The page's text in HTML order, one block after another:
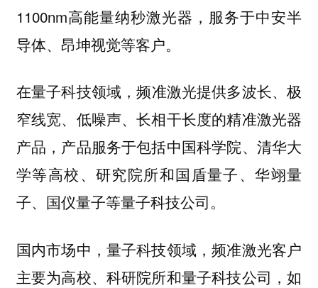
1100nm高能量纳秒激光器，服务于中安半
导体、昂坤视觉等客户。
在量子科技领域，频准激光提供多波长、极
窄线宽、低噪声、长相干长度的精准激光器
产品，产品服务于包括中国科学院、清华大
学等高校、研究院所和国盾量子、华翊量
子、国仪量子等量子科技公司。
国内市场中，量子科技领域，频准激光客户
主要为高校、科研院所和量子科技公司，如